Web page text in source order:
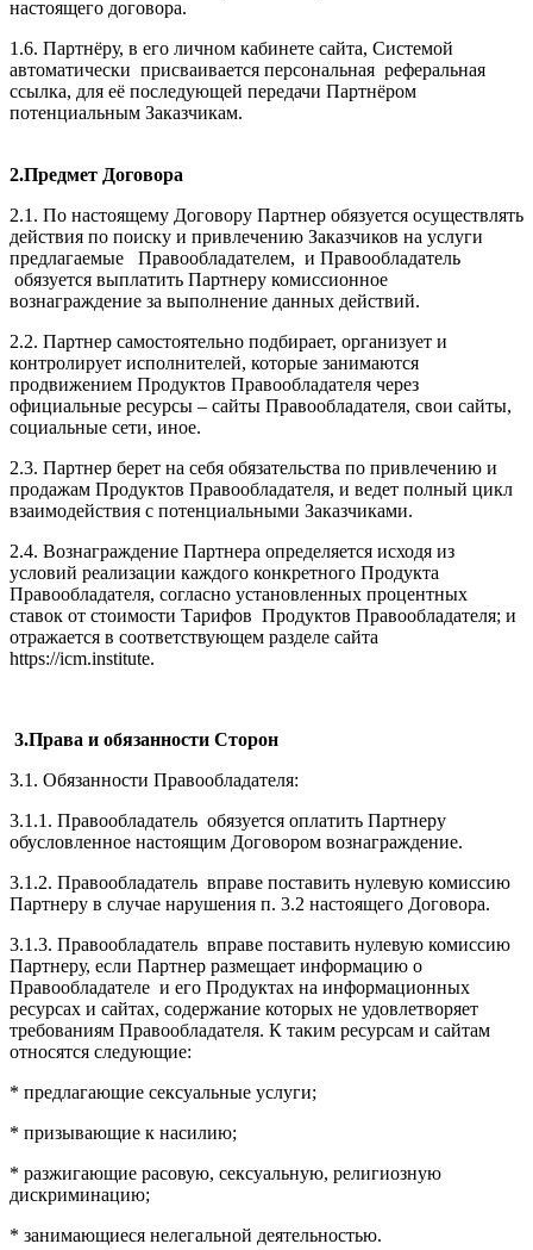
настоящего договора.
1.6. Партнёру, в его личном кабинете сайта, Системой
автоматически присваивается персональная реферальная
ссылка, для её последующей передачи Партнёром
потенциальным Заказчикам.
2.Предмет Договора
2.1. По настоящему Договору Партнер обязуется осуществлять
действия по поиску и привлечению Заказчиков на услуги
предлагаемые Правообладателем, и Правообладатель
обязуется выплатить Партнеру комиссионное
вознаграждение за выполнение данных действий.
2.2. Партнер самостоятельно подбирает, организует и
контролирует исполнителей, которые занимаются
продвижением Продуктов Правообладателя через
официальные ресурсы – сайты Правообладателя, свои сайты,
социальные сети, иное.
2.3. Партнер берет на себя обязательства по привлечению и
продажам Продуктов Правообладателя, и ведет полный цикл
взаимодействия с потенциальными Заказчиками.
2.4. Вознаграждение Партнера определяется исходя из
условий реализации каждого конкретного Продукта
Правообладателя, согласно установленных процентных
ставок от стоимости Тарифов Продуктов Правообладателя; и
отражается в соответствующем разделе сайта
https://icm.institute.
3.Права и обязанности Сторон
3.1. Обязанности Правообладателя:
3.1.1. Правообладатель обязуется оплатить Партнеру
обусловленное настоящим Договором вознаграждение.
3.1.2. Правообладатель вправе поставить нулевую комиссию
Партнеру в случае нарушения п. 3.2 настоящего Договора.
3.1.3. Правообладатель вправе поставить нулевую комиссию
Партнеру, если Партнер размещает информацию о
Правообладателе и его Продуктах на информационных
ресурсах и сайтах, содержание которых не удовлетворяет
требованиям Правообладателя. К таким ресурсам и сайтам
относятся следующие:
* предлагающие сексуальные услуги;
* призывающие к насилию;
* разжигающие расовую, сексуальную, религиозную
дискриминацию;
* занимающиеся нелегальной деятельностью.